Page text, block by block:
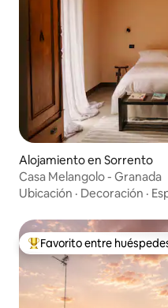
Alojamiento en Sorrento
Casa Melangolo - Granada
Ubicación · Decoración ·
Favorito entre huéspedes
Favorito entre